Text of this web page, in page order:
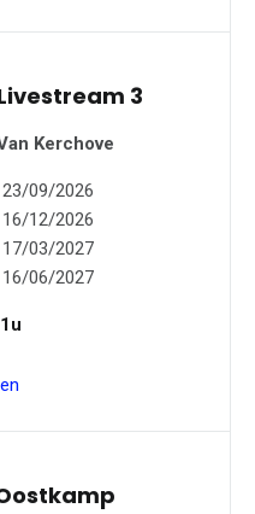
3
Kerchove
09/2026
12/2026
03/2027
06/2027